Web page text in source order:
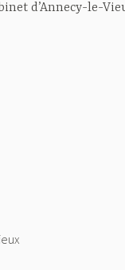
d’Annecy-le-